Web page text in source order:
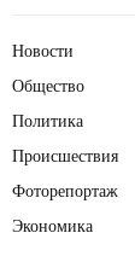
Новости
Общество
Политика
Происшествия
Фоторепортаж
Экономика